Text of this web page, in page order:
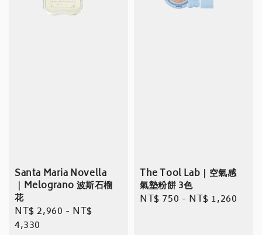
Santa Maria Novella
｜Melograno 波斯石榴
花
Regular
price
NT$ 2,960 - NT$
4,330
The Tool Lab｜空氣感
氣墊粉餅 3色
Regular
NT$ 750 - NT$ 1,260